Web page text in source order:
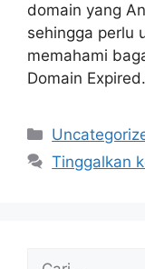
domain yang
sehingga perlu
memahami
Domain
Kategori
Tinggalkan
Cari